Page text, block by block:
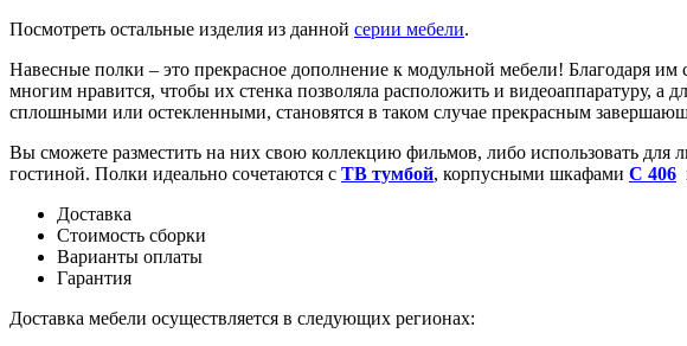
Посмотреть остальные изделия из данной серии мебели.
Навесные полки – это прекрасное дополнение к модульной мебели! Благодаря
многим нравится, чтобы их стенка позволяла расположить и видеоаппаратуру, а
сплошными или остекленными, становятся в таком случае прекрасным
Вы сможете разместить на них свою коллекцию фильмов, либо использовать
гостиной. Полки идеально сочетаются с ТВ тумбой, корпусными шкафами С 406
Доставка
Стоимость сборки
Варианты оплаты
Гарантия
Доставка мебели осуществляется в следующих регионах: